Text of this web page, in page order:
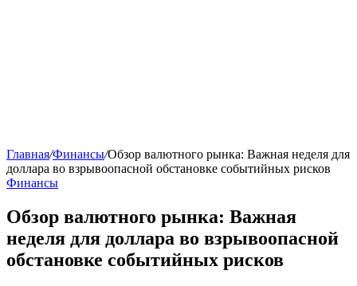
Главная/Финансы/Обзор валютного рынка: Важная неделя для
доллара во взрывоопасной обстановке событийных рисков
Финансы
Обзор валютного рынка: Важная
неделя для доллара во взрывоопасной
обстановке событийных рисков